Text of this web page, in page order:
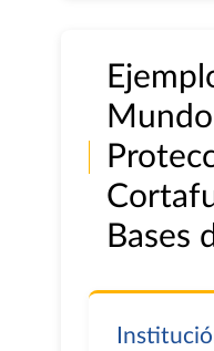
Bases